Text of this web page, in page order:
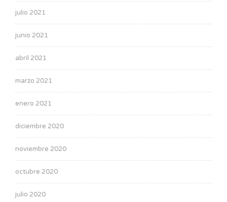
julio 2021
junio 2021
abril 2021
marzo 2021
enero 2021
diciembre 2020
noviembre 2020
octubre 2020
julio 2020